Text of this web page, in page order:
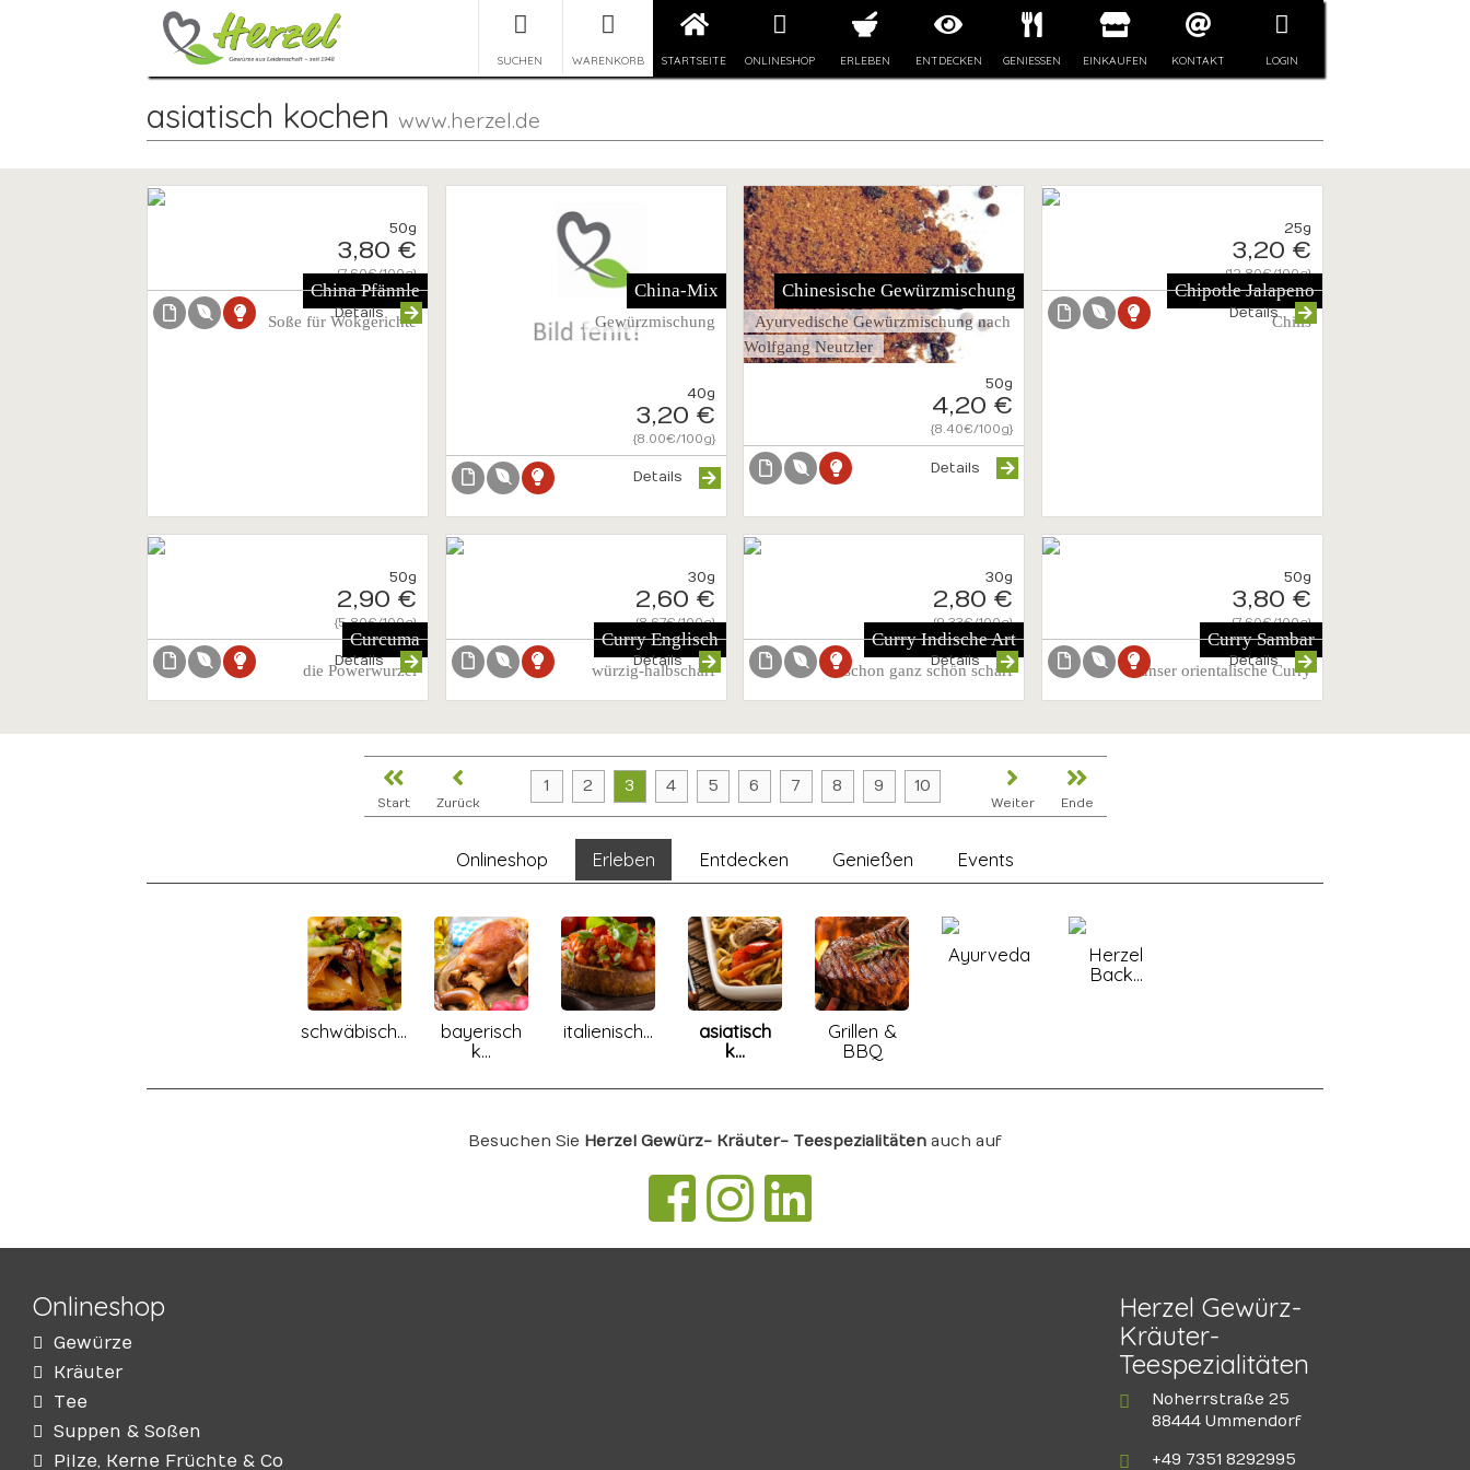
SUCHEN WARENKORB STARTSEITE ONLINESHOP ERLEBEN ENTDECKEN GENIESSEN EINKAUFEN KONTAKT LOGIN
asiatisch kochenwww.herzel.de
China Pfännle
Soße für Wokgerichte
50g
3,80 €
{7.60€/100g}
Details
China-Mix
Gewürzmischung
40g
3,20 €
{8.00€/100g}
Details
Chinesische Gewürzmischung
Ayurvedische Gewürzmischung nach
Wolfgang Neutzler
50g
4,20 €
{8.40€/100g}
Details
Chipotle Jalapeno
Chilis
25g
3,20 €
{12.80€/100g}
Details
Curcuma
die Powerwurzel
50g
2,90 €
{5.80€/100g}
Details
Curry Englisch
würzig-halbscharf
30g
2,60 €
{8.67€/100g}
Details
Curry Indische Art
schon ganz schön scharf
30g
2,80 €
{9.33€/100g}
Details
Curry Sambar
unser orientalische Curry
50g
3,80 €
{7.60€/100g}
Details
Start Zurück
1 2 3 4 5 6 7 8 9 10
Weiter Ende
Onlineshop Erleben Entdecken Genießen Events
schwäbisch...
bayerisch
k...
italienisch...
asiatisch
k...
Grillen &
BBQ
Ayurveda
Herzel
Back...
Besuchen Sie Herzel Gewürz- Kräuter- Teespezialitäten auch auf
Onlineshop
Gewürze
Kräuter
Tee
Suppen & Soßen
Pilze, Kerne Früchte & Co
Herzel Gewürz-
Kräuter-
Teespezialitäten
Noherrstraße 25
88444 Ummendorf
+49 7351 8292995